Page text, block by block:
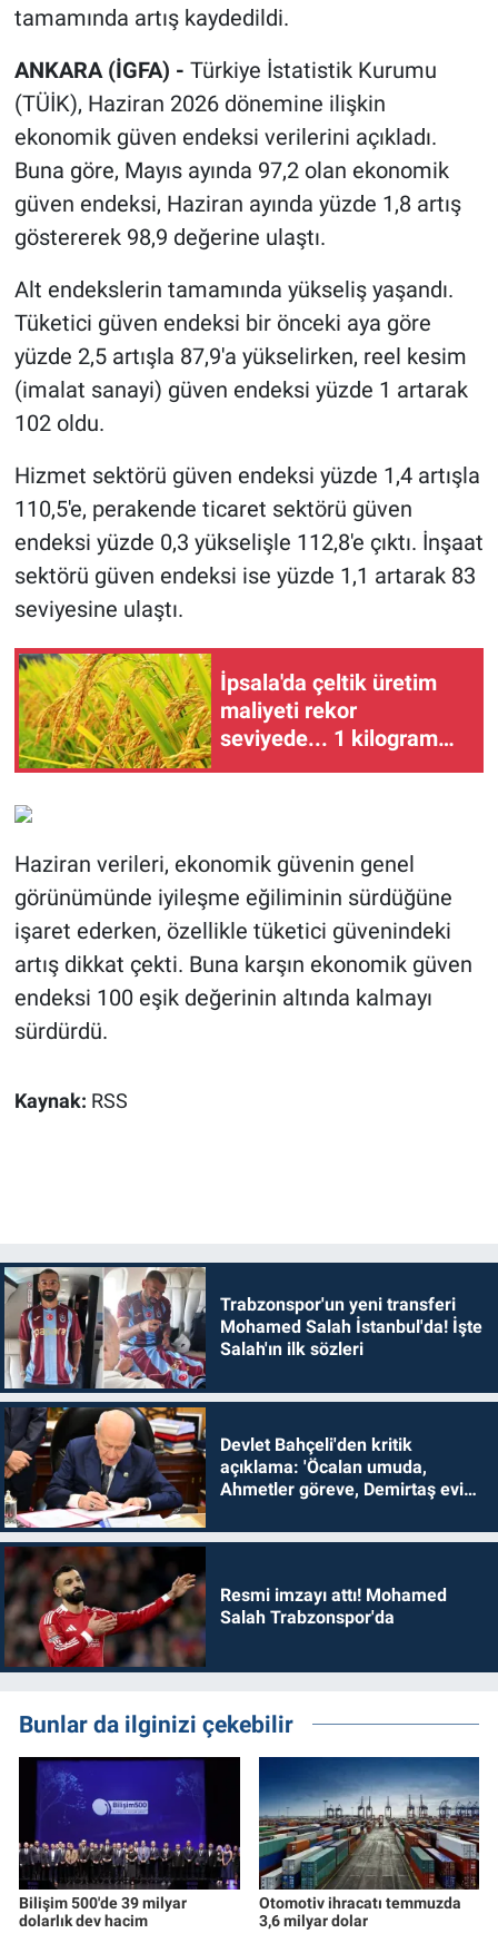
tamamında artış kaydedildi.
ANKARA (İGFA) - Türkiye İstatistik Kurumu
(TÜİK), Haziran 2026 dönemine ilişkin
ekonomik güven endeksi verilerini açıkladı.
Buna göre, Mayıs ayında 97,2 olan ekonomik
güven endeksi, Haziran ayında yüzde 1,8 artış
göstererek 98,9 değerine ulaştı.
Alt endekslerin tamamında yükseliş yaşandı.
Tüketici güven endeksi bir önceki aya göre
yüzde 2,5 artışla 87,9'a yükselirken, reel kesim
(imalat sanayi) güven endeksi yüzde 1 artarak
102 oldu.
Hizmet sektörü güven endeksi yüzde 1,4 artışla
110,5'e, perakende ticaret sektörü güven
endeksi yüzde 0,3 yükselişle 112,8'e çıktı. İnşaat
sektörü güven endeksi ise yüzde 1,1 artarak 83
seviyesine ulaştı.
İpsala'da çeltik üretim
maliyeti rekor
seviyede... 1 kilogram
Haziran verileri, ekonomik güvenin genel
görünümünde iyileşme eğiliminin sürdüğüne
işaret ederken, özellikle tüketici güvenindeki
artış dikkat çekti. Buna karşın ekonomik güven
endeksi 100 eşik değerinin altında kalmayı
sürdürdü.
Kaynak: RSS
Trabzonspor'un yeni transferi
Mohamed Salah İstanbul'da! İşte
Salah'ın ilk sözleri
Devlet Bahçeli'den kritik
açıklama: 'Öcalan umuda,
Ahmetler göreve, Demirtaş evine
Resmi imzayı attı! Mohamed
Salah Trabzonspor'da
Bunlar da ilginizi çekebilir
Bilişim 500'de 39 milyar
dolarlık dev hacim
Otomotiv ihracatı temmuzda
3,6 milyar dolar